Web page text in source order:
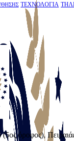
ΤΕΧΝΟΛΟΓΙΑ
όροφος),